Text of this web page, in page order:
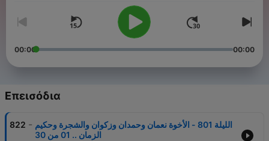
00:00 00:00
Επεισόδια
822 - الليلة 801 - الأخوة نعمان وحمدان وزكوان والشجرة وحكيم
الزمان .. 01 من 30